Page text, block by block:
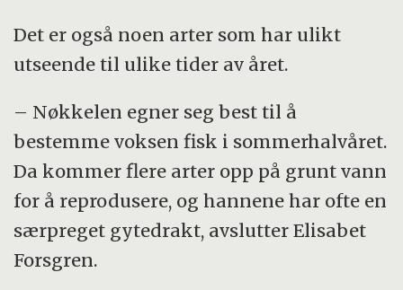
Det er også noen arter som har ulikt
utseende til ulike tider av året.
– Nøkkelen egner seg best til å
bestemme voksen fisk i sommerhalvåret.
Da kommer flere arter opp på grunt vann
for å reprodusere, og hannene har ofte en
særpreget gytedrakt, avslutter Elisabet
Forsgren.